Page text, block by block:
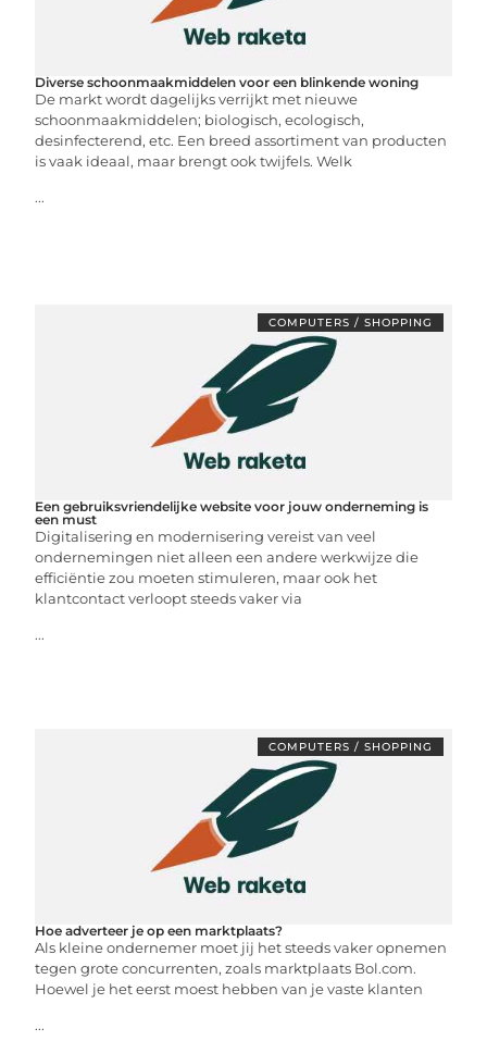
Diverse schoonmaakmiddelen voor een blinkende woning
De markt wordt dagelijks verrijkt met nieuwe
schoonmaakmiddelen; biologisch, ecologisch,
desinfecterend, etc. Een breed assortiment van producten
is vaak ideaal, maar brengt ook twijfels. Welk
...
COMPUTERS / SHOPPING
Een gebruiksvriendelijke website voor jouw onderneming is
een must
Digitalisering en modernisering vereist van veel
ondernemingen niet alleen een andere werkwijze die
efficiëntie zou moeten stimuleren, maar ook het
klantcontact verloopt steeds vaker via
...
COMPUTERS / SHOPPING
Hoe adverteer je op een marktplaats?
Als kleine ondernemer moet jij het steeds vaker opnemen
tegen grote concurrenten, zoals marktplaats Bol.com.
Hoewel je het eerst moest hebben van je vaste klanten
...